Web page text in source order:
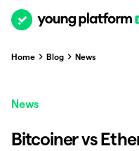
Home Blog News
News
Bitcoiner vs